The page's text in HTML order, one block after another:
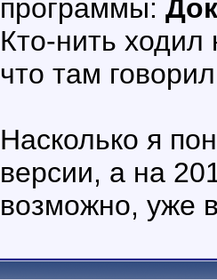
программы:
Кто-нить
что там
Насколько я
версии, а на
возможно, уже